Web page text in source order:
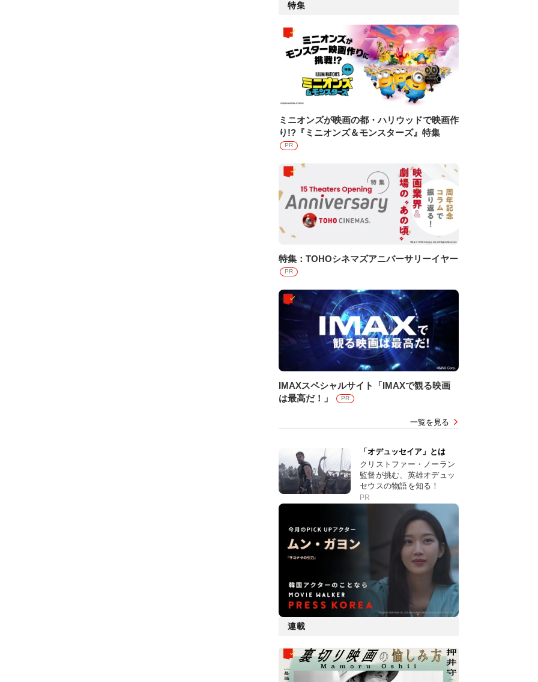
特集
ミニオンズが映画の都・ハリウッドで映画作
り!?『ミニオンズ＆モンスターズ』特集
PR
特集：TOHOシネマズアニバーサリーイヤー
PR
IMAXスペシャルサイト「IMAXで観る映画
は最高だ！」
PR
一覧を見る
「オデュッセイア」とは
クリストファー・ノーラン
監督が挑む、英雄オデュッ
セウスの物語を知る！
PR
連載